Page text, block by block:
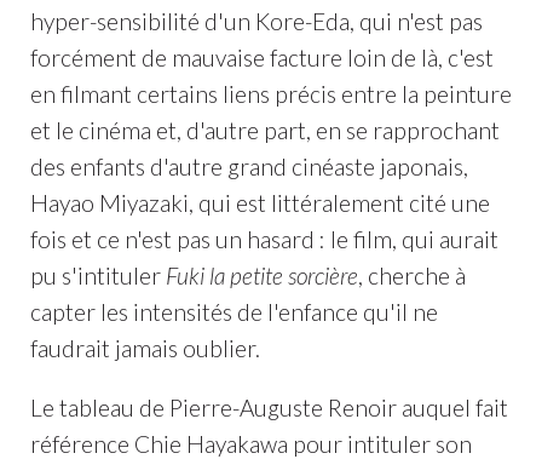
hyper-sensibilité d'un Kore-Eda, qui n'est pas
forcément de mauvaise facture loin de là, c'est
en filmant certains liens précis entre la peinture
et le cinéma et, d'autre part, en se rapprochant
des enfants d'autre grand cinéaste japonais,
Hayao Miyazaki, qui est littéralement cité une
fois et ce n'est pas un hasard : le film, qui aurait
pu s'intituler Fuki la petite sorcière, cherche à
capter les intensités de l'enfance qu'il ne
faudrait jamais oublier.
Le tableau de Pierre-Auguste Renoir auquel fait
référence Chie Hayakawa pour intituler son